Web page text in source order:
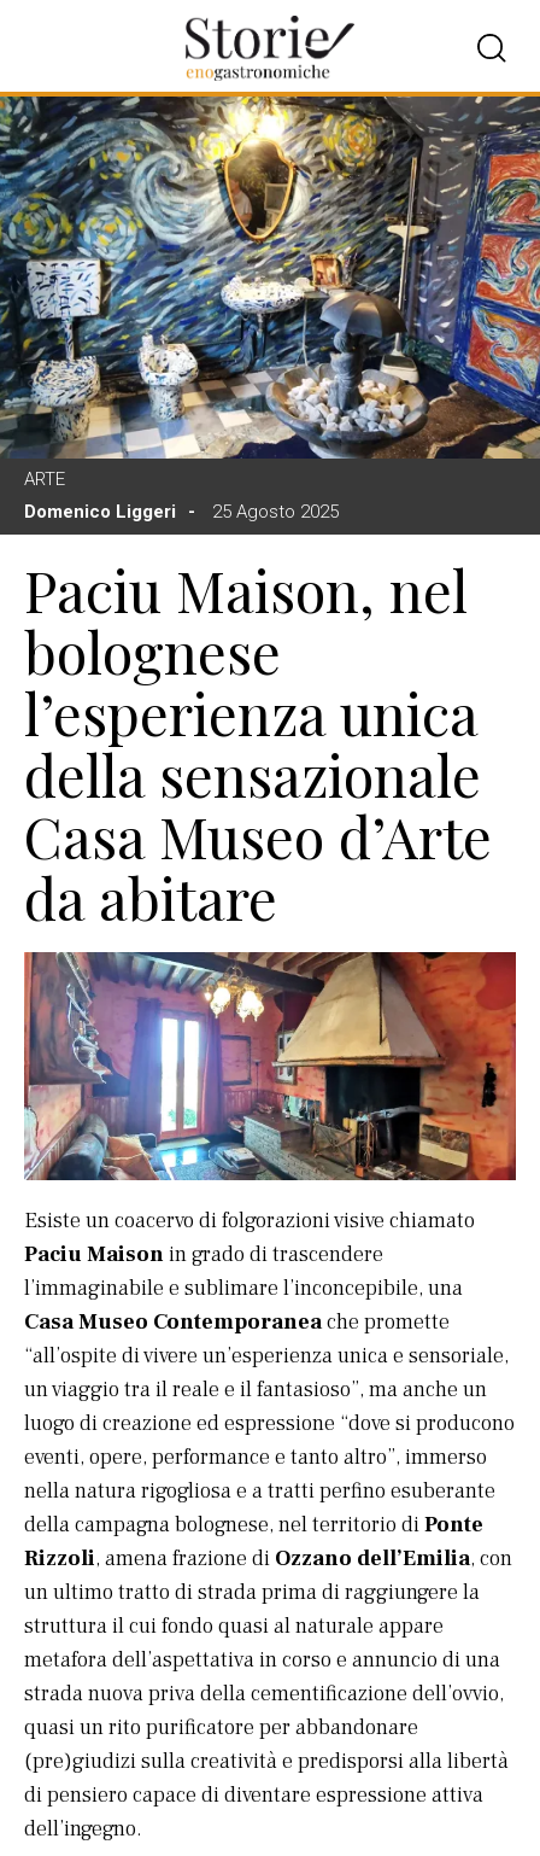
ARTE
Domenico Liggeri
25 Agosto 2025
Paciu Maison, nel
bolognese
l’esperienza unica
della sensazionale
Casa Museo d’Arte
da abitare
Esiste un coacervo di folgorazioni visive chiamato
Paciu Maison in grado di trascendere
l’immaginabile e sublimare l’inconcepibile, una
Casa Museo Contemporaneache promette
“all’ospite di vivere un’esperienza unica e sensoriale,
un viaggio tra il reale e il fantasioso”, ma anche un
luogo di creazione ed espressione “dove si producono
eventi, opere, performance e tanto altro”, immerso
nella natura rigogliosa e a tratti perfino esuberante
della campagna bolognese, nel territorio diPonte
Rizzoli, amena frazione di Ozzano dell’Emilia, con
un ultimo tratto di strada prima di raggiungere la
struttura il cui fondo quasi al naturale appare
metafora dell’aspettativa in corso e annuncio di una
strada nuova priva della cementificazione dell’ovvio,
quasi un rito purificatore per abbandonare
(pre)giudizi sulla creatività e predisporsi alla libertà
di pensiero capace di diventare espressione attiva
dell’ingegno.